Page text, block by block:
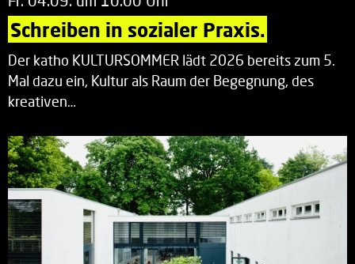
Schreiben in sozialer Praxis.
Der katho KULTURSOMMER lädt 2026 bereits zum 5.
Mal dazu ein, Kultur als Raum der Begegnung, des
kreativen…